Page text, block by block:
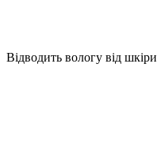
Відводить вологу від шкіри